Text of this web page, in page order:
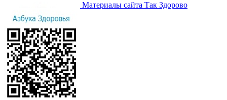
Материалы сайта Так Здорово